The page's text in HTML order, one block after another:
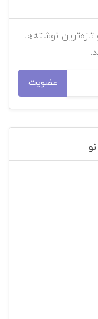
نوشته‌ها
عضویت